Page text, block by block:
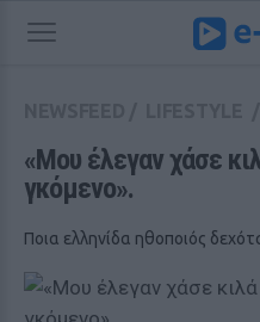
«Μου έλεγαν χάσε
γκόμενο».
Ποια ελληνίδα ηθοποιός